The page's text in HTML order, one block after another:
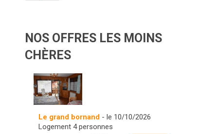
NOS OFFRES LES MOINS
CHÈRES
Le grand bornand - le 10/10/2026
Logement 4 personnes